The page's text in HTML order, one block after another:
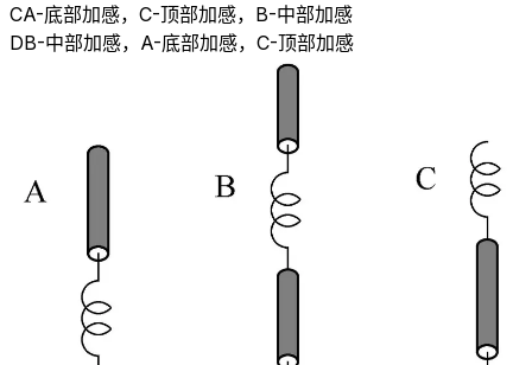
CA-底部加感，C-顶部加感，B-中部加感
DB-中部加感，A-底部加感，C-顶部加感